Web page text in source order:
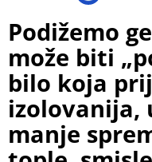
Podižemo
može biti
bilo koja
izolovanija,
manje